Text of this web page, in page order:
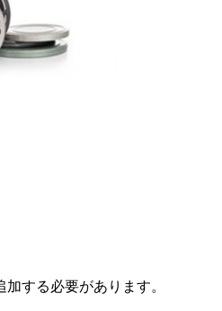
する必要があります。